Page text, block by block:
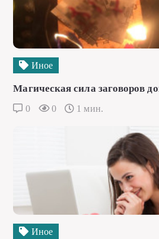
Иное
Магическая сила заговоров
0 0 1 мин.
Иное